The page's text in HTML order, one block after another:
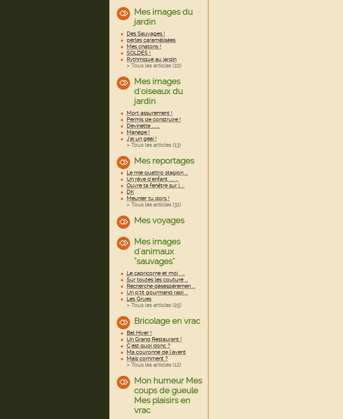
Mes images du
jardin
Des Sauvages !
perles caramélisées
Mes chatons !
SOLDES !
Rythmique au jardin
> Tous les articles (22)
Mes images
d'oiseaux du
jardin
Mort assurement !
Permis de construire !
Devinette ........
Manège !
J'ai un geai !
> Tous les articles (13)
Mes reportages
Le mie quattro stagion ...
Un rêve d'enfant ..... ...
Ouvre ta fenêtre sur l ...
DK
Meunier tu dors !
> Tous les articles (31)
Mes voyages
Mes images
d'animaux
"sauvages"
Le capricorne et moi . ...
Sur toutes les couture ...
Recherche désespéremen ...
Un p'tit gourmand rapi ...
Les Grues
> Tous les articles (25)
Bricolage en vrac
Bel Hiver !
Un Grand Restaurant !
C'est quoi donc ?
Ma couronne de l'avent
Mais comment ?
> Tous les articles (12)
Mon humeur Mes
coups de gueule
Mes plaisirs en
vrac